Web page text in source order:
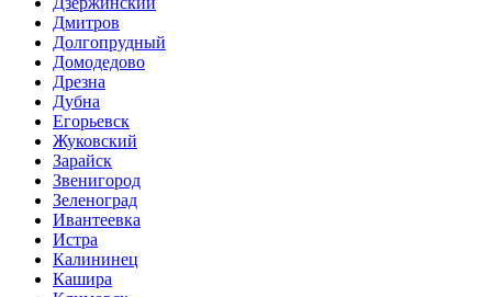
Дмитров
Долгопрудный
Домодедово
Дрезна
Дубна
Егорьевск
Жуковский
Зарайск
Звенигород
Зеленоград
Ивантеевка
Истра
Калининец
Кашира